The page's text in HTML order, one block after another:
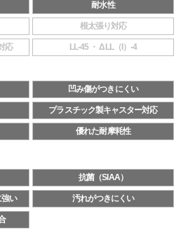
耐水性
根太張り対応
応 LL-45 ・ ΔLL（I）-4
凹み傷がつきにくい
プラスチック製キャスター対応
優れた耐摩耗性
抗菌（SIAA）
い 汚れがつきにくい